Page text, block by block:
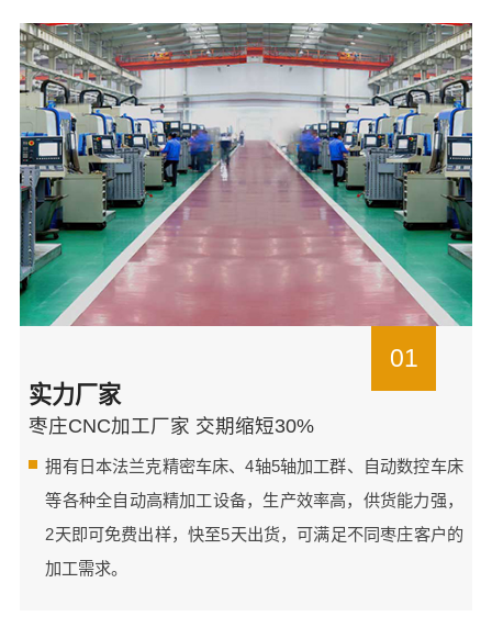
01
实力厂家
枣庄CNC加工厂家 交期缩短30%
拥有日本法兰克精密车床、4轴5轴加工群、自动数控车床
等各种全自动高精加工设备，生产效率高，供货能力强，
2天即可免费出样，快至5天出货，可满足不同枣庄客户的
加工需求。